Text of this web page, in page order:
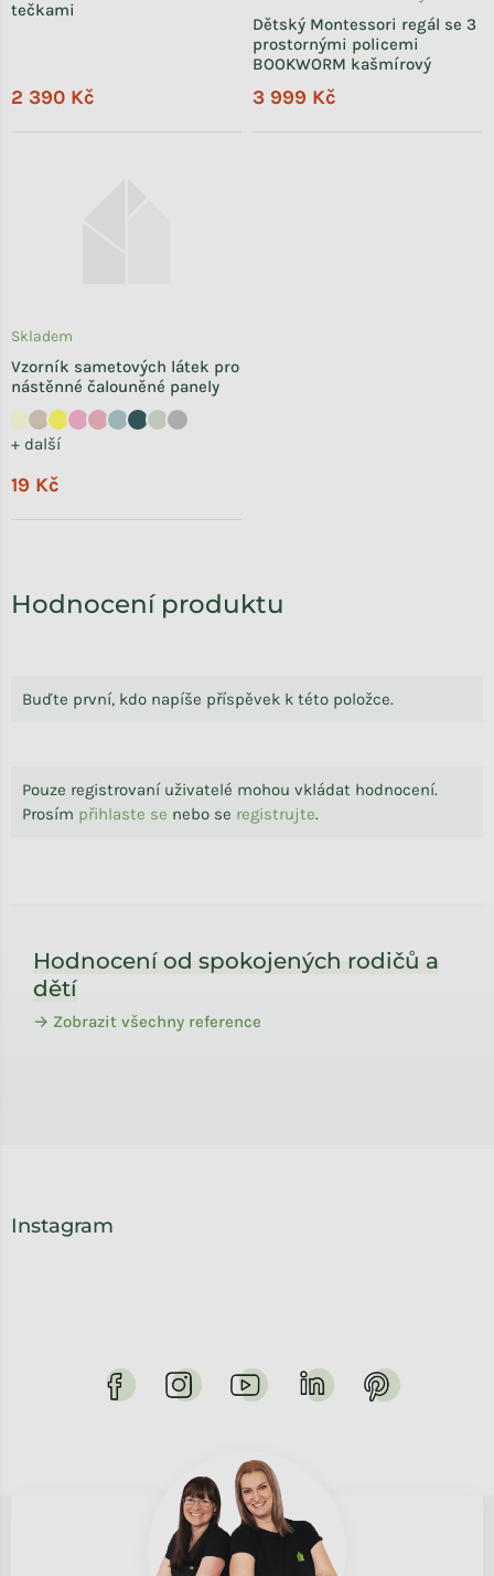
Hodnocení produktu
Buďte první, kdo napíše příspěvek k této položce.
Pouze registrovaní uživatelé mohou vkládat hodnocení.
Prosím přihlaste se nebo se registrujte.
tečkami
2 390 Kč
Dětský Montessori regál se 3
prostornými policemi
BOOKWORM kašmírový
3 999 Kč
Vzorník sametových látek pro
nástěnné čalouněné panely
+ další
Skladem
19 Kč
Hodnocení od spokojených rodičů a
dětí
→ Zobrazit všechny reference
Instagram